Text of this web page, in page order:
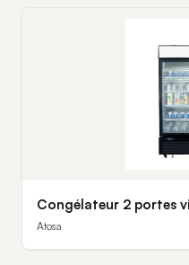
Congélateur 2 portes
Atosa